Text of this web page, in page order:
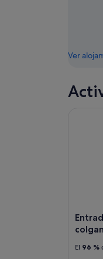
Ver
El 96 %